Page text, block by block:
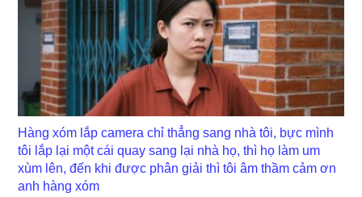
Hàng xóm lắp camera chỉ thẳng sang nhà tôi, bực mình
tôi lắp lại một cái quay sang lại nhà họ, thì họ làm um
xùm lên, đến khi được phân giải thì tôi âm thầm cảm ơn
anh hàng xóm